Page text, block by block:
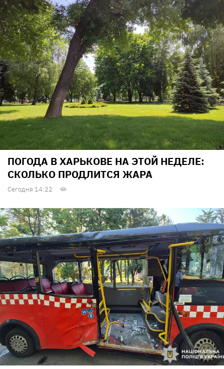
ПОГОДА В ХАРЬКОВЕ НА ЭТОЙ НЕДЕЛЕ:
СКОЛЬКО ПРОДЛИТСЯ ЖАРА
Сегодня 14:22